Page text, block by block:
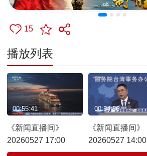
15
播放列表
《新闻直播间》
20260527 17:00
00:55:41
《新闻直播间》
20260527 14:00
00:54:56